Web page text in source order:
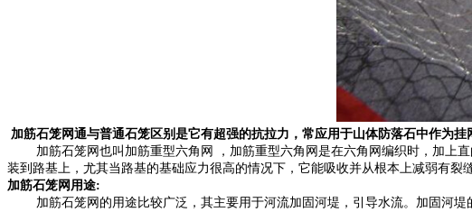
加筋石笼网通与普通石笼区别是它有超强的抗拉力，常应用于山体防落石中作为挂
加筋石笼网也叫加筋重型六角网 ，加筋重型六角网是在六角网编织时，加上直
装到路基上，尤其当路基的基础应力很高的情况下，它能吸收并从根本上减弱有裂
加筋石笼网用途:
加筋石笼网的用途比较广泛，其主要用于河流加固河堤，引导水流。加固河堤